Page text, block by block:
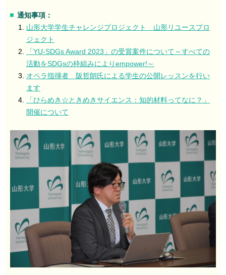
通知事項：
山形大学学生チャレンジプロジェクト 山形リユースプロ
ジェクト
「YU-SDGs Award 2023」の受賞案件について～すべての
活動をSDGsの枠組みによりempower!～
オペラ指揮者 阪哲朗氏による学生の公開レッスンを行い
ます
「ひらめき☆ときめきサイエンス：知的材料ってなに？」
開催について